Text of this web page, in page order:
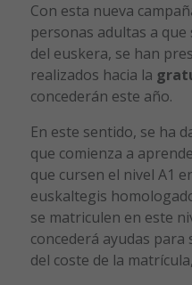
Con esta nueva
personas adultas a
del euskera, se han
realizados hacia la
concederán este año.
En este sentido, se ha
que comienza a
que cursen el nivel A1
euskaltegis
se matriculen en este
concederá ayudas
del coste de la